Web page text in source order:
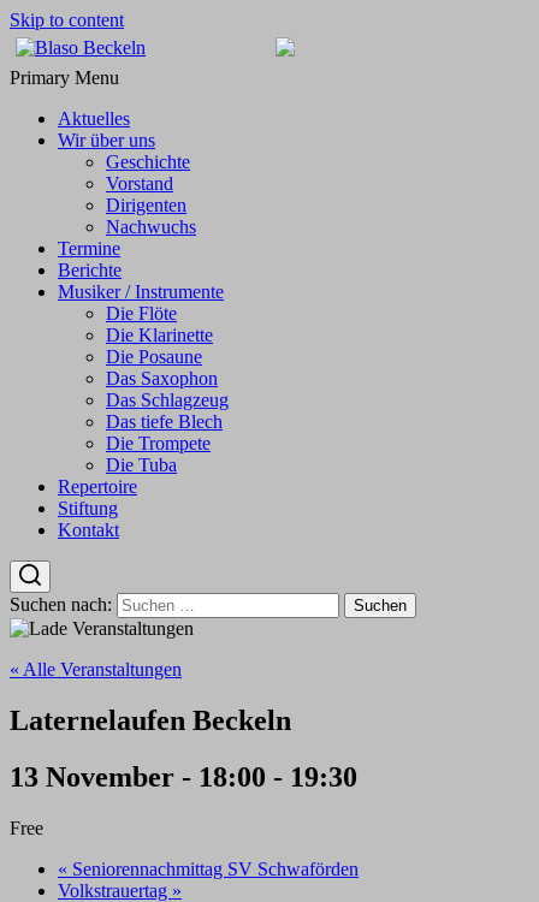
Skip to content
Blaso Beckeln
…mit Freude dabei!
Primary Menu
Aktuelles
Wir über uns
Geschichte
Vorstand
Dirigenten
Nachwuchs
Termine
Berichte
Musiker / Instrumente
Die Flöte
Die Klarinette
Die Posaune
Das Saxophon
Das Schlagzeug
Das tiefe Blech
Die Trompete
Die Tuba
Repertoire
Stiftung
Kontakt
Suchen nach:
« Alle Veranstaltungen
Laternelaufen Beckeln
13 November - 18:00 - 19:30
Free
« Seniorennachmittag SV Schwaförden
Volkstrauertag »